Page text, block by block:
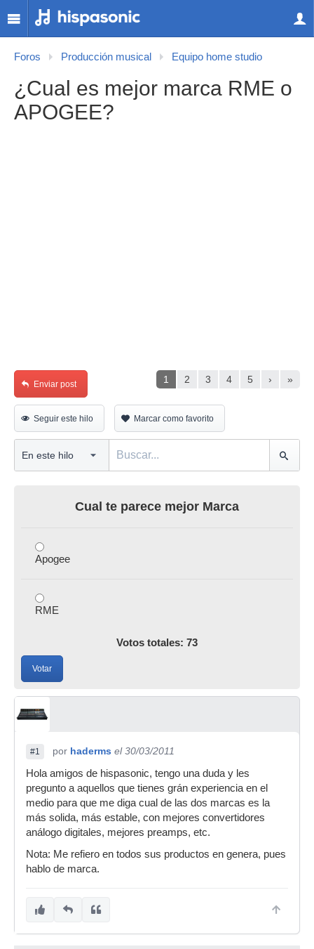
Foros Producción musical Equipo home studio
¿Cual es mejor marca RME o
APOGEE?
1 2 3 4 5 › »
Enviar post
Seguir este hilo Marcar como favorito
Cual te parece mejor Marca
Apogee
RME
Votos totales: 73
Votar
#1 por haderms el 30/03/2011
Hola amigos de hispasonic, tengo una duda y les
pregunto a aquellos que tienes grán experiencia en el
medio para que me diga cual de las dos marcas es la
más solida, más estable, con mejores convertidores
análogo digitales, mejores preamps, etc.
Nota: Me refiero en todos sus productos en genera, pues
hablo de marca.